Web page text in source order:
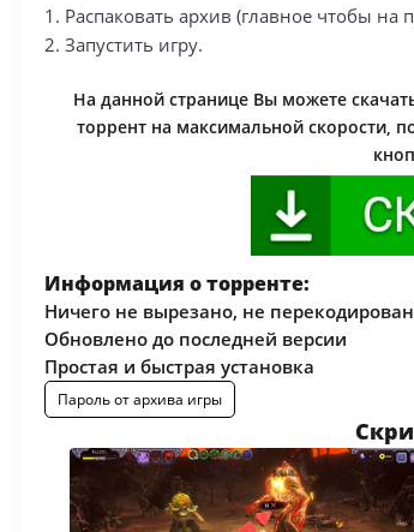
1. Распаковать архив (главное чтобы
2. Запустить игру.
На данной странице Вы можете
торрент на максимальной скорости,
Информация о торренте:
Ничего не вырезано, не
Обновлено до последней версии
Простая и быстрая установка
Пароль от архива игры